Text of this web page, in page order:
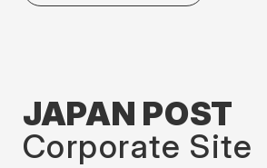
JAPAN POST
Corporate Site